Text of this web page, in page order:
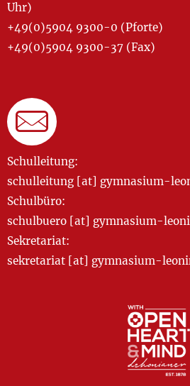
Uhr)
+49(0)5904 9300-0 (Pforte)
+49(0)5904 9300-37 (Fax)
Schulleitung:
schulleitung [at] gymnasium-
Schulbüro:
schulbuero [at] gymnasium-
Sekretariat:
sekretariat [at] gymnasium-